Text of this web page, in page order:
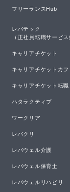
フリーランスHub
レバテック
（正社員転職サービス
キャリアチケット
キャリアチケットカフ
キャリアチケット転職
ハタラクティブ
ワークリア
レバクリ
レバウェル介護
レバウェル保育士
レバウェルリハビリ